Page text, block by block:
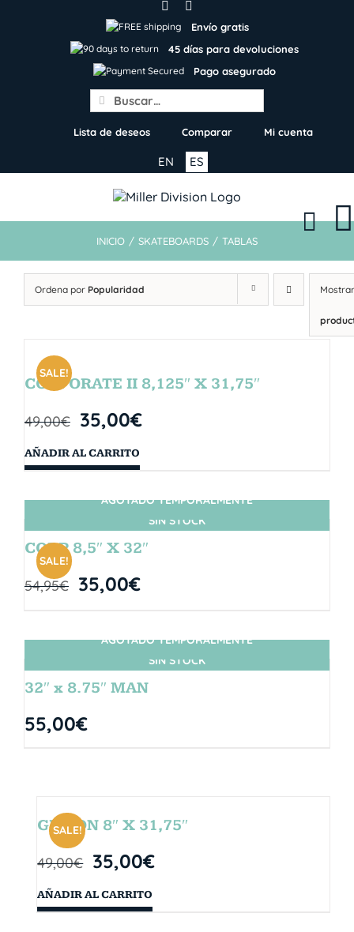
Envío gratis
45 días para devoluciones
Pago asegurado
Search
for:
Lista de deseos Comparar Mi cuenta
ES
EN
INICIO / SKATEBOARDS / TABLAS
Ordena por Popularidad
SALE!
CORPORATE II 8,125″ X 31,75″
49,00€ 35,00€
AÑADIR AL CARRITO
SIN STOCK
SALE!
AGOTADO TEMPORALMENTE
CORP 8,5″ X 32″
54,95€ 35,00€
SIN STOCK
AGOTADO TEMPORALMENTE
32″ x 8.75″ MAN
55,00€
SALE!
GIBSON 8″ X 31,75″
49,00€ 35,00€
AÑADIR AL CARRITO